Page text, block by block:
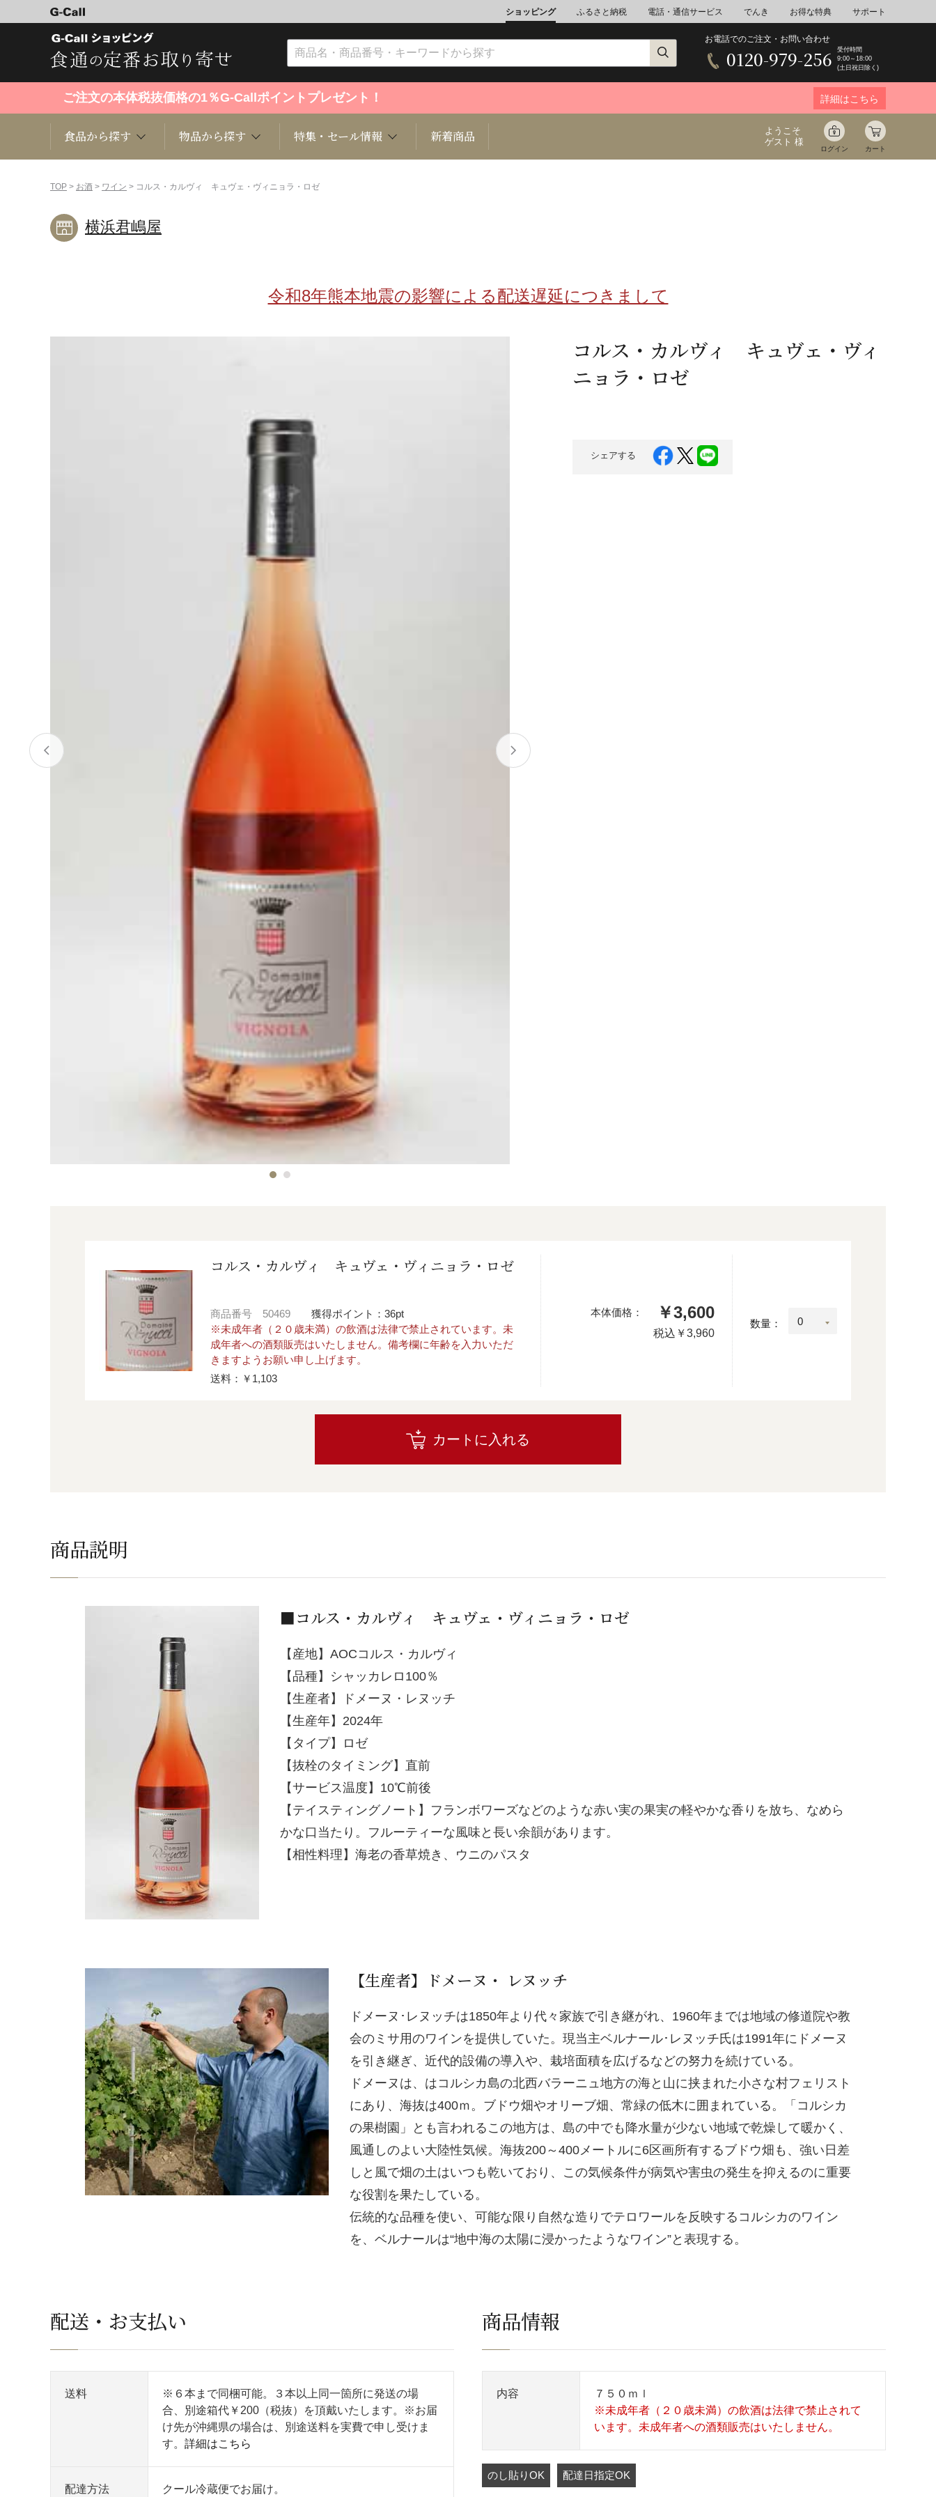
ショッピング ふるさと納税 電話・通信サービス でんき お得な特典 サポート
お電話でのご注文・お問い合わせ
0120-979-256
受付時間
9:00～18:00
(土日祝日除く)
ご注文の本体税抜価格の1％G-Callポイントプレゼント！ 詳細はこちら
食品から探す
くだもの
豊洲お取り寄せ 健康/美容
物品から探す
趣味・雑貨
特集・セール情報 新着商品
ようこそ
ゲスト 様
ログイン カート
TOP > お酒 > ワイン > コルス・カルヴィ キュヴェ・ヴィニョラ・ロゼ
横浜君嶋屋
令和8年熊本地震の影響による配送遅延につきまして
コルス・カルヴィ キュヴェ・ヴィ
ニョラ・ロゼ
シェアする
コルス・カルヴィ キュヴェ・ヴィニョラ・ロゼ
商品番号 50469
獲得ポイント：36pt
※未成年者（２０歳未満）の飲酒は法律で禁止されています。未
成年者への酒類販売はいたしません。備考欄に年齢を入力いただ
きますようお願い申し上げます。
送料：￥1,103
本体価格： ￥3,600
税込 ￥3,960
数量：
カートに入れる
商品説明
■コルス・カルヴィ キュヴェ・ヴィニョラ・ロゼ
【産地】AOCコルス・カルヴィ
【品種】シャッカレロ100％
【生産者】ドメーヌ・レヌッチ
【生産年】2024年
【タイプ】ロゼ
【抜栓のタイミング】直前
【サービス温度】10℃前後
【テイスティングノート】フランボワーズなどのような赤い実の果実の軽やかな香りを放ち、なめら
かな口当たり。フルーティーな風味と長い余韻があります。
【相性料理】海老の香草焼き、ウニのパスタ
【生産者】ドメーヌ・ レヌッチ
ドメーヌ･レヌッチは1850年より代々家族で引き継がれ、1960年までは地域の修道院や教
会のミサ用のワインを提供していた。現当主ベルナール･レヌッチ氏は1991年にドメーヌ
を引き継ぎ、近代的設備の導入や、栽培面積を広げるなどの努力を続けている。
ドメーヌは、はコルシカ島の北西バラーニュ地方の海と山に挟まれた小さな村フェリスト
にあり、海抜は400ｍ。ブドウ畑やオリーブ畑、常緑の低木に囲まれている。「コルシカ
の果樹園」とも言われるこの地方は、島の中でも降水量が少ない地域で乾燥して暖かく、
風通しのよい大陸性気候。海抜200～400メートルに6区画所有するブドウ畑も、強い日差
しと風で畑の土はいつも乾いており、この気候条件が病気や害虫の発生を抑えるのに重要
な役割を果たしている。
伝統的な品種を使い、可能な限り自然な造りでテロワールを反映するコルシカのワイン
を、ベルナールは“地中海の太陽に浸かったようなワイン”と表現する。
配送・お支払い
送料
※６本まで同梱可能。３本以上同一箇所に発送の場
合、別途箱代￥200（税抜）を頂戴いたします。※お届
け先が沖縄県の場合は、別途送料を実費で申し受けま
す。 詳細はこちら
配達方法 クール冷蔵便でお届け。
商品情報
内容
７５０ｍｌ
※未成年者（２０歳未満）の飲酒は法律で禁止されて
います。未成年者への酒類販売はいたしません。
のし貼りOK 配達日指定OK